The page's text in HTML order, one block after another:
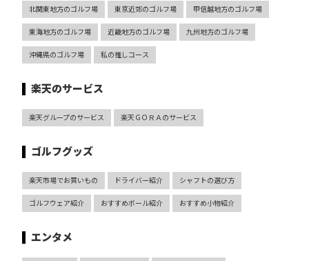
北関東地方のゴルフ場 東京近郊のゴルフ場 甲信越地方のゴルフ場
東海地方のゴルフ場 近畿地方のゴルフ場 九州地方のゴルフ場
沖縄県のゴルフ場 私の推しコース
楽天のサービス
楽天グループのサービス 楽天ＧＯＲＡのサービス
ゴルフグッズ
楽天市場でお買いもの ドライバー紹介 シャフトの選び方
ゴルフウェア紹介 おすすめボール紹介 おすすめ小物紹介
エンタメ